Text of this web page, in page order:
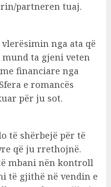
partneren tuaj.
nga ata që
ta gjeni veten
financiare nga
e romancës
për ju sot.
të shërbejë për të
që ju rrethojnë.
mbani nën kontroll
të gjithë në vendin e